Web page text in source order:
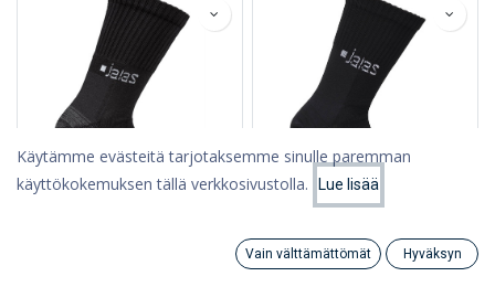
Suosituimmat
Category
Alkaen5,20 €
Käytämme evästeitä tarjotaksemme sinulle paremman
käyttökokemuksen tällä verkkosivustolla.
Lue lisää
Vain välttämättömät Hyväksyn